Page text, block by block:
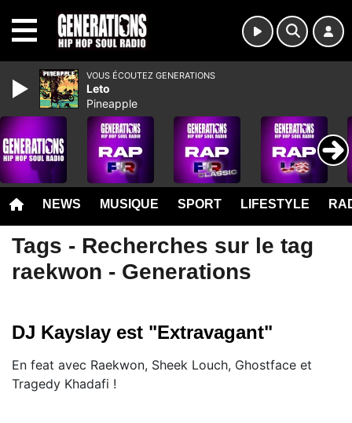
NEWS MUSIQUE SPORT LIFESTYLE
Tags - Recherches sur le tag
raekwon - Generations
DJ Kayslay est "Extravagant"
En feat avec Raekwon, Sheek Louch, Ghostface et
Tragedy Khadafi !
VOUS ÉCOUTEZ GENERATIONS
Leto
Pineapple